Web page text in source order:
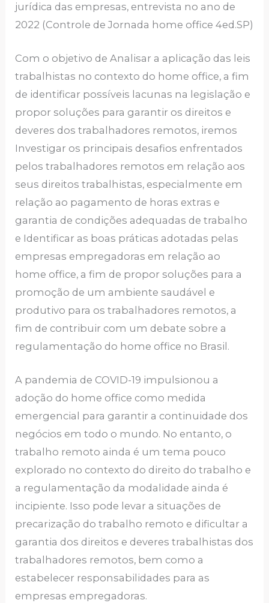
jurídica das empresas, entrevista no ano de
2022 (Controle de Jornada home office 4ed.SP)
Com o objetivo de Analisar a aplicação das leis
trabalhistas no contexto do home office, a fim
de identificar possíveis lacunas na legislação e
propor soluções para garantir os direitos e
deveres dos trabalhadores remotos, iremos
Investigar os principais desafios enfrentados
pelos trabalhadores remotos em relação aos
seus direitos trabalhistas, especialmente em
relação ao pagamento de horas extras e
garantia de condições adequadas de trabalho
e Identificar as boas práticas adotadas pelas
empresas empregadoras em relação ao
home office, a fim de propor soluções para a
promoção de um ambiente saudável e
produtivo para os trabalhadores remotos, a
fim de contribuir com um debate sobre a
regulamentação do home office no Brasil.
A pandemia de COVID-19 impulsionou a
adoção do home office como medida
emergencial para garantir a continuidade dos
negócios em todo o mundo. No entanto, o
trabalho remoto ainda é um tema pouco
explorado no contexto do direito do trabalho e
a regulamentação da modalidade ainda é
incipiente. Isso pode levar a situações de
precarização do trabalho remoto e dificultar a
garantia dos direitos e deveres trabalhistas dos
trabalhadores remotos, bem como a
estabelecer responsabilidades para as
empresas empregadoras.